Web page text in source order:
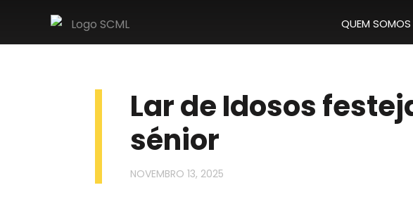
QUEM SOMOS
Lar de Idosos
sénior
NOVEMBRO 13, 2025